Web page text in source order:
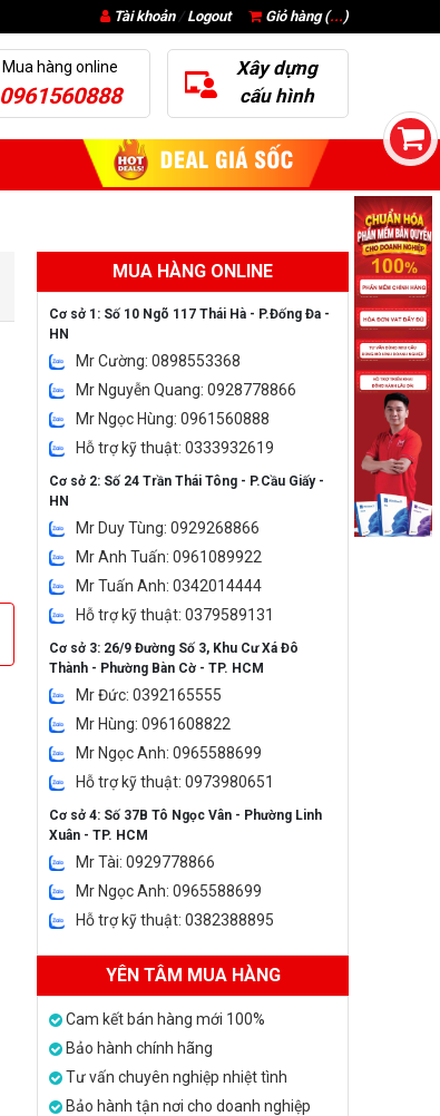
Giỏ hàng (...)
Tài khoản/ Logout
Mua hàng online
0961560888
Xây dựng
cấu hình
MUA HÀNG ONLINE
Cơ sở 1: Số 10 Ngõ 117 Thái Hà - P.Đống Đa -
HN
Mr Cường: 0898553368
Mr Nguyễn Quang: 0928778866
Mr Ngọc Hùng: 0961560888
Hỗ trợ kỹ thuật: 0333932619
Cơ sở 2: Số 24 Trần Thái Tông - P.Cầu Giấy -
HN
Mr Duy Tùng: 0929268866
Mr Anh Tuấn: 0961089922
Mr Tuấn Anh: 0342014444
Hỗ trợ kỹ thuật: 0379589131
Cơ sở 3: 26/9 Đường Số 3, Khu Cư Xá Đô
Thành - Phường Bàn Cờ - TP. HCM
Mr Đức: 0392165555
Mr Hùng: 0961608822
Mr Ngọc Anh: 0965588699
Hỗ trợ kỹ thuật: 0973980651
Cơ sở 4: Số 37B Tô Ngọc Vân - Phường Linh
Xuân - TP. HCM
Mr Tài: 0929778866
Mr Ngọc Anh: 0965588699
Hỗ trợ kỹ thuật: 0382388895
YÊN TÂM MUA HÀNG
Cam kết bán hàng mới 100%
Bảo hành chính hãng
Tư vấn chuyên nghiệp nhiệt tình
Bảo hành tận nơi cho doanh nghiệp